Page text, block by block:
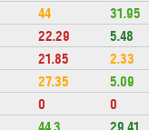
44 31.95
22.29 5.48
21.85 2.33
27.35 5.09
0 0
44.3 29.41